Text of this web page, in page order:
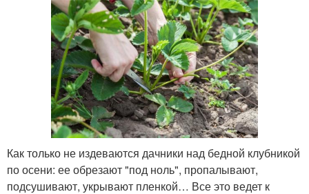
Как только не издеваются дачники над бедной клубникой
по осени: ее обрезают "под ноль", пропалывают,
подсушивают, укрывают пленкой… Все это ведет к